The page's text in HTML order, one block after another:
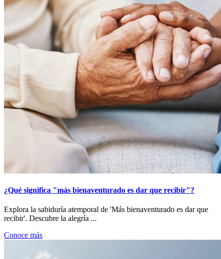
¿Qué significa "más bienaventurado es dar que recibir"?
Explora la sabiduría atemporal de 'Más bienaventurado es dar que
recibir'. Descubre la alegría ...
Conoce más